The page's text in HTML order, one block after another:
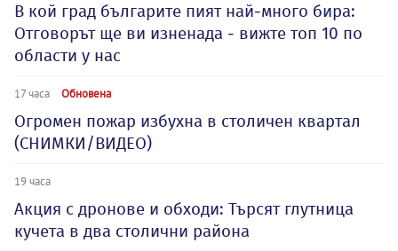
В кой град българите пият най-много бира:
Отговорът ще ви изненада - вижте топ 10 по
области у нас
17 часа Обновена
Огромен пожар избухна в столичен квартал
(СНИМКИ/ВИДЕО)
19 часа
Акция с дронове и обходи: Търсят глутница
кучета в два столични района